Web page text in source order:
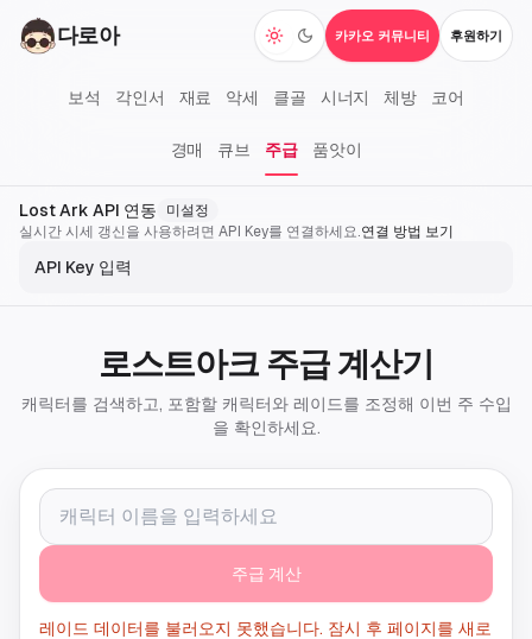
다로아 다크 모드 전환
카카오 커뮤니티 후원하기
보석 각인서 재료 악세 클골 시너지 체방 코어
경매 큐브 주급 품앗이
Lost Ark API 연동
미설정
실시간 시세 갱신을 사용하려면 API Key를 연결하세요.연결 방법 보기
API Key 입력
로스트아크 주급 계산기
캐릭터를 검색하고, 포함할 캐릭터와 레이드를 조정해 이번 주 수입
을 확인하세요.
캐릭터 이름
주급 계산
레이드 데이터를 불러오지 못했습니다. 잠시 후 페이지를 새로